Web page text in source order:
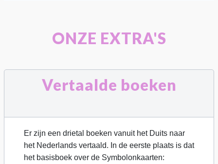
ONZE EXTRA'S
Vertaalde boeken
Er zijn een drietal boeken vanuit het Duits naar
het Nederlands vertaald. In de eerste plaats is dat
het basisboek over de Symbolonkaarten: